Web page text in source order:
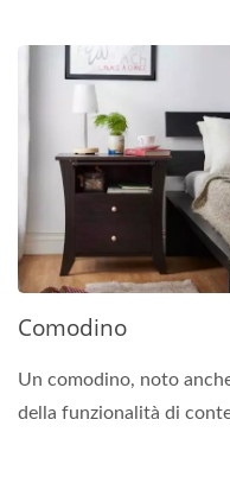
Comodino
Un comodino, noto
della funzionalità di